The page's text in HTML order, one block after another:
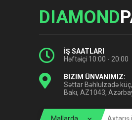
DIAMOND
İŞ SAATLARI
Həftəiçi 10:00 - 20:00
BIZIM ÜNVANIMIZ:
Səttar Bəhlulzadə
Bakı, AZ1043,